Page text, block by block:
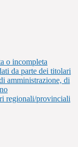
o incompleta
da parte dei titolari
amministrazione, di
regionali/provinciali